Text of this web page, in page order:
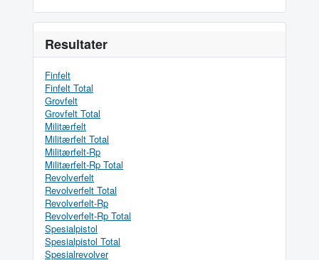
Resultater
Finfelt
Finfelt Total
Grovfelt
Grovfelt Total
Militærfelt
Militærfelt Total
Militærfelt-Rp
Militærfelt-Rp Total
Revolverfelt
Revolverfelt Total
Revolverfelt-Rp
Revolverfelt-Rp Total
Spesialpistol
Spesialpistol Total
Spesialrevolver